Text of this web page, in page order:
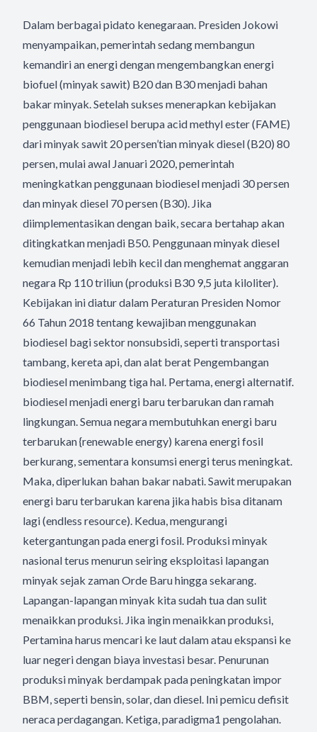
Dalam berbagai pidato kenegaraan. Presiden Jokowi
menyampaikan, pemerintah sedang membangun
kemandiri an energi dengan mengembangkan energi
biofuel (minyak sawit) B20 dan B30 menjadi bahan
bakar minyak. Setelah sukses menerapkan kebijakan
penggunaan biodiesel berupa acid methyl ester (FAME)
dari minyak sawit 20 persen’tian minyak diesel (B20) 80
persen, mulai awal Januari 2020, pemerintah
meningkatkan penggunaan biodiesel menjadi 30 persen
dan minyak diesel 70 persen (B30). Jika
diimplementasikan dengan baik, secara bertahap akan
ditingkatkan menjadi B50. Penggunaan minyak diesel
kemudian menjadi lebih kecil dan menghemat anggaran
negara Rp 110 triliun (produksi B30 9,5 juta kiloliter).
Kebijakan ini diatur dalam Peraturan Presiden Nomor
66 Tahun 2018 tentang kewajiban menggunakan
biodiesel bagi sektor nonsubsidi, seperti transportasi
tambang, kereta api, dan alat berat Pengembangan
biodiesel menimbang tiga hal. Pertama, energi alternatif.
biodiesel menjadi energi baru terbarukan dan ramah
lingkungan. Semua negara membutuhkan energi baru
terbarukan {renewable energy) karena energi fosil
berkurang, sementara konsumsi energi terus meningkat.
Maka, diperlukan bahan bakar nabati. Sawit merupakan
energi baru terbarukan karena jika habis bisa ditanam
lagi (endless resource). Kedua, mengurangi
ketergantungan pada energi fosil. Produksi minyak
nasional terus menurun seiring eksploitasi lapangan
minyak sejak zaman Orde Baru hingga sekarang.
Lapangan-lapangan minyak kita sudah tua dan sulit
menaikkan produksi. Jika ingin menaikkan produksi,
Pertamina harus mencari ke laut dalam atau ekspansi ke
luar negeri dengan biaya investasi besar. Penurunan
produksi minyak berdampak pada peningkatan impor
BBM, seperti bensin, solar, dan diesel. Ini pemicu defisit
neraca perdagangan. Ketiga, paradigma1 pengolahan.